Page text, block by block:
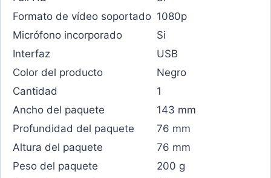
Formato de vídeo soportado 1080p
Micrófono incorporado
Si
Interfaz
USB
Color del producto
Negro
Cantidad
1
Ancho del paquete
143 mm
Profundidad del paquete
76 mm
Altura del paquete
76 mm
Peso del paquete
200 g